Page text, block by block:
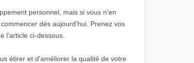
personnel, mais si vous n'en
dès aujourd'hui. Prenez vos
l'article ci-dessous.
étirer et d'améliorer la qualité de votre